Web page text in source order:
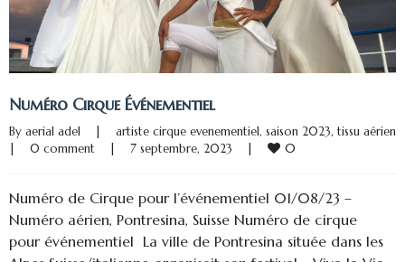
Numéro Cirque Événementiel
By aerial adel artiste cirque evenementiel, saison 2023, tissu aérien
0 comment 7 septembre, 2023 0
Numéro de Cirque pour l’événementiel 01/08/23 –
Numéro aérien, Pontresina, Suisse Numéro de cirque
pour événementiel La ville de Pontresina située dans les